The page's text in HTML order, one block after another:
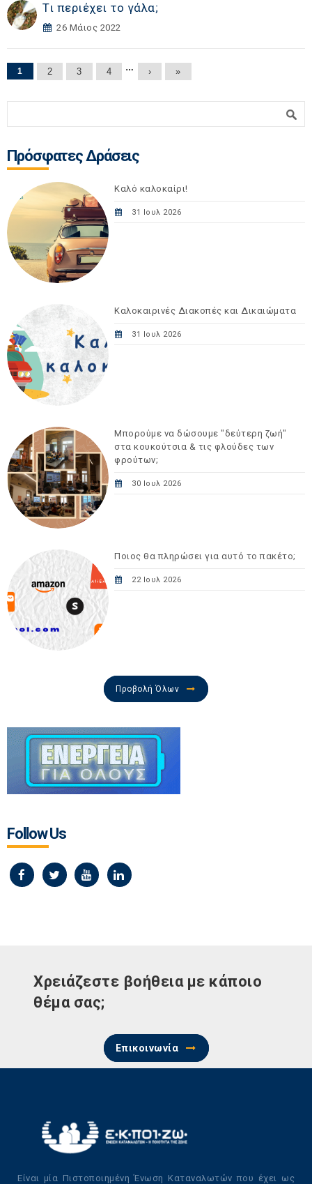
Τι περιέχει το γάλα;
26 Μάιος 2022
Σελίδες
1 2 3 4 … › »
Πρόσφατες Δράσεις
Καλό καλοκαίρι!
31 Ιουλ 2026
Καλοκαιρινές Διακοπές και Δικαιώματα
31 Ιουλ 2026
Μπορούμε να δώσουμε "δεύτερη ζωή"
στα κουκούτσια & τις φλούδες των
φρούτων;
30 Ιουλ 2026
Ποιος θα πληρώσει για αυτό το πακέτο;
22 Ιουλ 2026
Προβολή Όλων
Follow Us
Χρειάζεστε βοήθεια με κάποιο
θέμα σας;
Επικοινωνία
Είναι μία Πιστοποιημένη Ένωση Καταναλωτών που έχει ως